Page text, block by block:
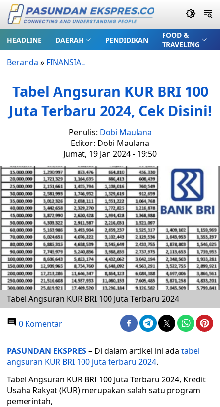
HEADLINE DAERAH PENDIDIKAN
FOOD &
TRAVELING
Beranda » FINANSIAL
Tabel Angsuran KUR BRI 100
Juta Terbaru 2024, Cek Disini!
Penulis: Dobi Maulana
Editor: Dobi Maulana
Jumat, 19 Jan 2024 - 19:50
Tabel Angsuran KUR BRI 100 Juta Terbaru 2024
0 Komentar
PASUNDAN EKSPRES– Di dalam artikel ini ada tabel
angsuran KUR BRI 100 juta terbaru 2024.
Tabel Angsuran KUR BRI 100 Juta Terbaru 2024, Kredit
Usaha Rakyat (KUR) merupakan salah satu program
pemerintah,